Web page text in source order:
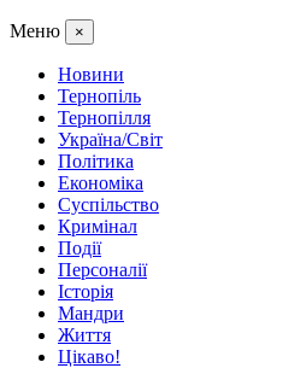
Меню ×
Новини
Тернопіль
Тернопілля
Україна/Світ
Політика
Економіка
Суспільство
Кримінал
Події
Персоналії
Історія
Мандри
Життя
Цікаво!